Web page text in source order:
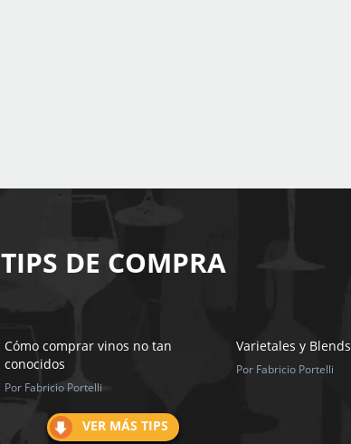
TIPS DE COMPRA
Cómo comprar vinos no tan
conocidos
Por Fabricio Portelli
Varietales y Blends
Por Fabricio Portelli
VER MÁS TIPS